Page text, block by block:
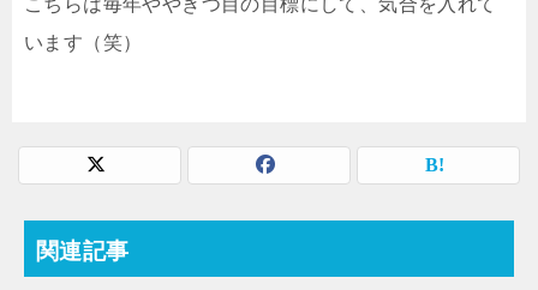
います（笑）
関連記事